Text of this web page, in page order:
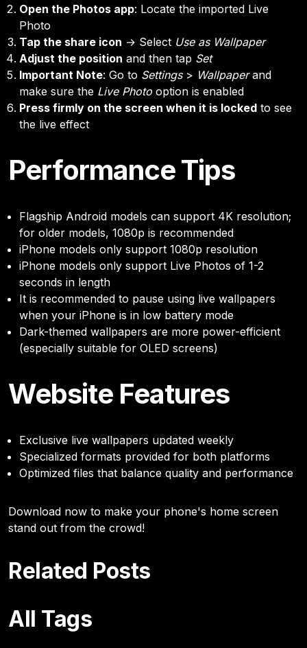
Open the Photos app: Locate the imported Live
Photo
Tap the share icon → Select Use as Wallpaper
Adjust the position and then tap Set
Important Note: Go to Settings> Wallpaperand
make sure the Live Photo option is enabled
Press firmly on the screen when it is locked to see
the live effect
Performance Tips
Flagship Android models can support 4K resolution;
for older models, 1080p is recommended
iPhone models only support 1080p resolution
iPhone models only support Live Photos of 1-2
seconds in length
It is recommended to pause using live wallpapers
when your iPhone is in low battery mode
Dark-themed wallpapers are more power-efficient
(especially suitable for OLED screens)
Website Features
Exclusive live wallpapers updated weekly
Specialized formats provided for both platforms
Optimized files that balance quality and performance
Download now to make your phone's home screen
stand out from the crowd!
Related Posts
All Tags